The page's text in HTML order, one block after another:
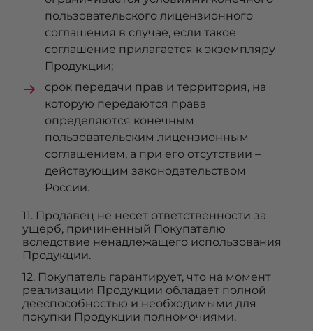
пользовательского лицензионного
соглашения в случае, если такое
соглашение прилагается к экземпляру
Продукции;
срок передачи прав и территория, на
которую передаются права
определяются конечным
пользовательским лицензионным
соглашением, а при его отсутствии –
действующим законодательством
России.
11. Продавец не несет ответственности за
ущерб, причиненный Покупателю
вследствие ненадлежащего использования
Продукции.
12. Покупатель гарантирует, что на момент
реализации Продукции обладает полной
дееспособностью и необходимыми для
покупки Продукции полномочиями.